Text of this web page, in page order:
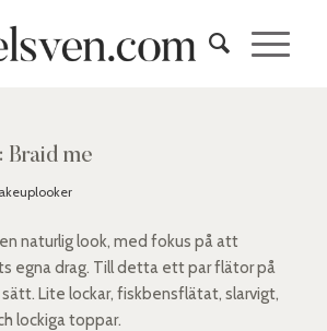
me
naturlig look, med fokus på att
egna drag. Till detta ett par flätor på
Lite lockar, fiskbensflätat, slarvigt,
lockiga toppar.